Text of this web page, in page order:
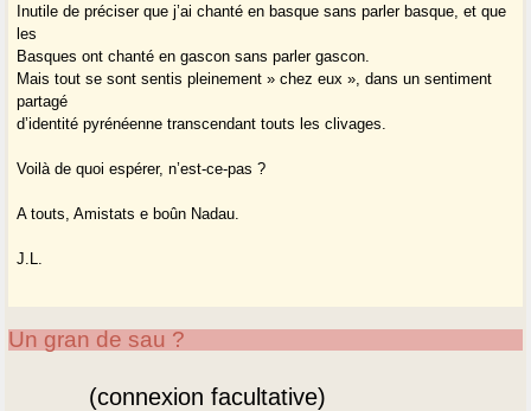
Inutile de préciser que j’ai chanté en basque sans parler basque, et que
les
Basques ont chanté en gascon sans parler gascon.
Mais tout se sont sentis pleinement » chez eux », dans un sentiment
partagé
d’identité pyrénéenne transcendant touts les clivages.
Voilà de quoi espérer, n’est-ce-pas ?
A touts, Amistats e boûn Nadau.
J.L.
Un gran de sau ?
(connexion facultative)